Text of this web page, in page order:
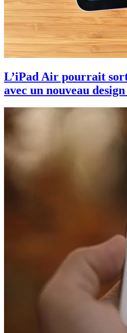
L’iPad Air pourrait
avec un nouveau